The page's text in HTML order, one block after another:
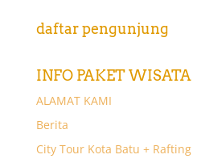
daftar pengunjung
INFO PAKET WISATA
ALAMAT KAMI
Berita
City Tour Kota Batu + Rafting